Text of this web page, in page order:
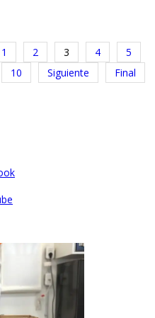
1 2 3 4
5
10 Siguiente
Final